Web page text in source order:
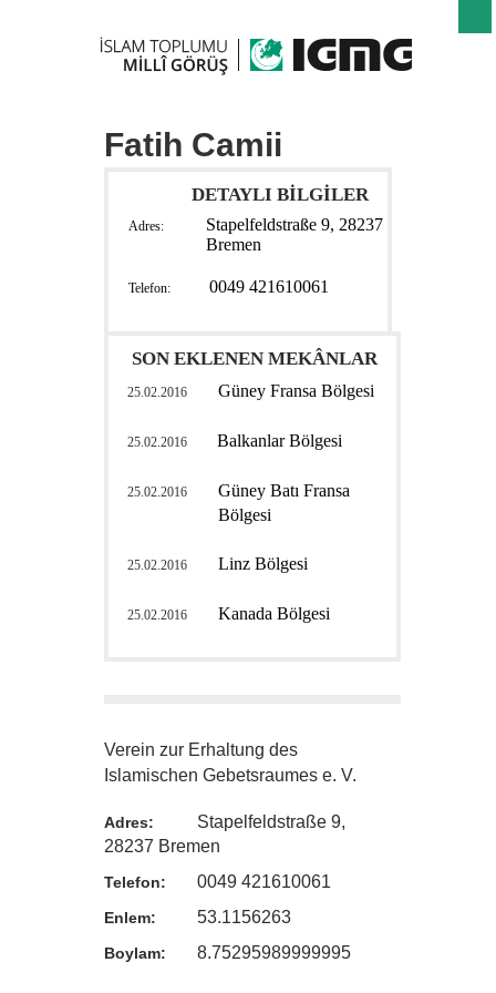
Fatih Camii
DETAYLI BİLGİLER
Adres:
Stapelfeldstraße 9, 28237
Bremen
Telefon: 0049 421610061
SON EKLENEN MEKÂNLAR
25.02.2016 Güney Fransa Bölgesi
25.02.2016 Balkanlar Bölgesi
25.02.2016
Güney Batı Fransa
Bölgesi
25.02.2016 Linz Bölgesi
25.02.2016 Kanada Bölgesi
Verein zur Erhaltung des
Islamischen Gebetsraumes e. V.
Adres:
Stapelfeldstraße 9,
28237 Bremen
Telefon: 0049 421610061
Enlem: 53.1156263
Boylam: 8.75295989999995